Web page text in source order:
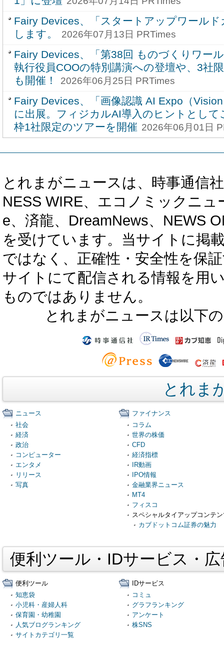
Fairy Devices、「スタートアップワール
します。
2026年07月13日 PRTimes
Fairy Devices、「第38回 ものづくりワー
執行役員COOの特別講演への登壇や、3社
も開催！
2026年06月25日 PRTimes
Fairy Devices、「画像認識 AI Expo（
に出展。フィジカルAI導入のヒントとし
枠1社限定のツアーを開催 2026年06月01日
とれまがニュースは、時事通信
NESS WIRE、エコノミックニ
e、済龍、DreamNews、NEWS
を受けています。当サイトに掲
ではなく、正確性・安全性を保
サイトにて配信される情報を用
ものではありません。
とれまがニュースは以下
とれま
ニュース
社会
経済
政治
コンピューター
エンタメ
リリース
写真
ファイナンス
コラム
世界の株価
CFD
経済指標
IR動画
IPO情報
金融業界ニュース
MT4
フィスコ
スペシャルタイアップコンテ
カブドットコム証券の魅力
便利ツール・IDサービス・
便利ツール
知恵袋
小児科・産婦人科
保育園・幼稚園
人気ブログランキング
サイトカテゴリ一覧
IDサービス
コミュ
グラフランキング
アンケート
株SNS